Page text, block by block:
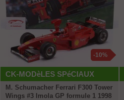
CK-MODèLES SPéCIAUX
-10%
M. Schumacher Ferrari F300 Tower
Wings #3 Imola GP formule 1 1998